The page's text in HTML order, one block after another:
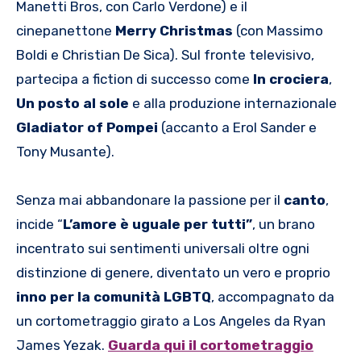
Manetti Bros, con Carlo Verdone) e il
cinepanettone Merry Christmas (con Massimo
Boldi e Christian De Sica). Sul fronte televisivo,
partecipa a fiction di successo come In crociera,
Un posto al sole e alla produzione internazionale
Gladiator of Pompei (accanto a Erol Sander e
Tony Musante).
Senza mai abbandonare la passione per il canto,
incide “L’amore è uguale per tutti”, un brano
incentrato sui sentimenti universali oltre ogni
distinzione di genere, diventato un vero e proprio
inno per la comunità LGBTQ, accompagnato da
un cortometraggio girato a Los Angeles da Ryan
James Yezak. Guarda qui il cortometraggio